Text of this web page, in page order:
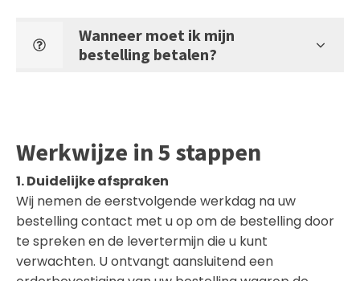
Wanneer moet ik mijn
bestelling betalen?
Werkwijze in 5 stappen
1. Duidelijke afspraken
Wij nemen de eerstvolgende werkdag na uw
bestelling contact met u op om de bestelling door
te spreken en de levertermijn die u kunt
verwachten. U ontvangt aansluitend een